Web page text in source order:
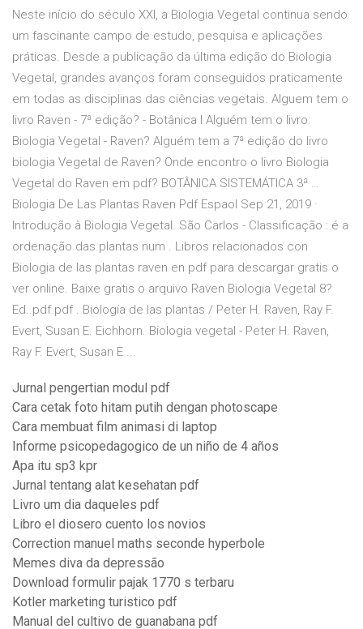
Neste início do século XXI, a Biologia Vegetal continua sendo
um fascinante campo de estudo, pesquisa e aplicações
práticas. Desde a publicação da última edição do Biologia
Vegetal, grandes avanços foram conseguidos praticamente
em todas as disciplinas das ciências vegetais. Alguem tem o
livro Raven - 7ª edição? - Botânica I Alguém tem o livro:
Biologia Vegetal - Raven? Alguém tem a 7ª edição do livro
biologia Vegetal de Raven? Onde encontro o livro Biologia
Vegetal do Raven em pdf? BOTÂNICA SISTEMÁTICA 3ª …
Biologia De Las Plantas Raven Pdf Espaol Sep 21, 2019 ·
Introdução à Biologia Vegetal. São Carlos - Classificação : é a
ordenação das plantas num . Libros relacionados con
Biologia de las plantas raven en pdf para descargar gratis o
ver online. Baixe gratis o arquivo Raven Biologia Vegetal 8?
Ed..pdf.pdf . Biología de las plantas / Peter H. Raven, Ray F.
Evert, Susan E. Eichhorn. Biologia vegetal - Peter H. Raven,
Ray F. Evert, Susan E ...
Jurnal pengertian modul pdf
Cara cetak foto hitam putih dengan photoscape
Cara membuat film animasi di laptop
Informe psicopedagogico de un niño de 4 años
Apa itu sp3 kpr
Jurnal tentang alat kesehatan pdf
Livro um dia daqueles pdf
Libro el diosero cuento los novios
Correction manuel maths seconde hyperbole
Memes diva da depressão
Download formulir pajak 1770 s terbaru
Kotler marketing turistico pdf
Manual del cultivo de guanabana pdf